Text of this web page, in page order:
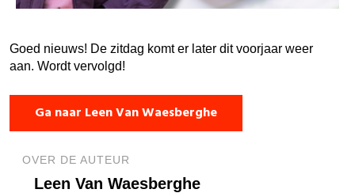
Goed nieuws! De zitdag komt er later dit voorjaar weer
aan. Wordt vervolgd!
Ga naar Leen Van Waesberghe
OVER DE AUTEUR
Leen Van Waesberghe